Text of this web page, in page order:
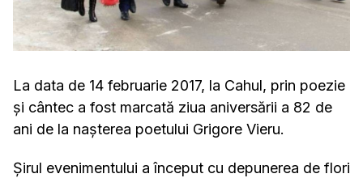
La data de 14 februarie 2017, la Cahul, prin poezie
și cântec a fost marcată ziua aniversării a 82 de
ani de la nașterea poetului Grigore Vieru.
Șirul evenimentului a început cu depunerea de flori